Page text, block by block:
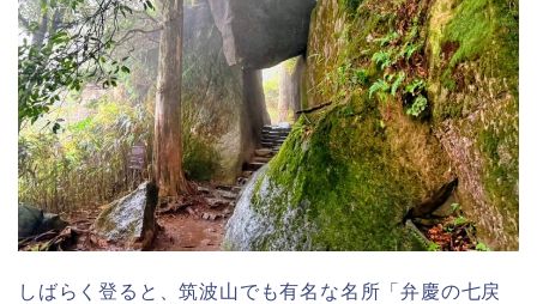
しばらく登ると、筑波山でも有名な名所「弁慶の七戻